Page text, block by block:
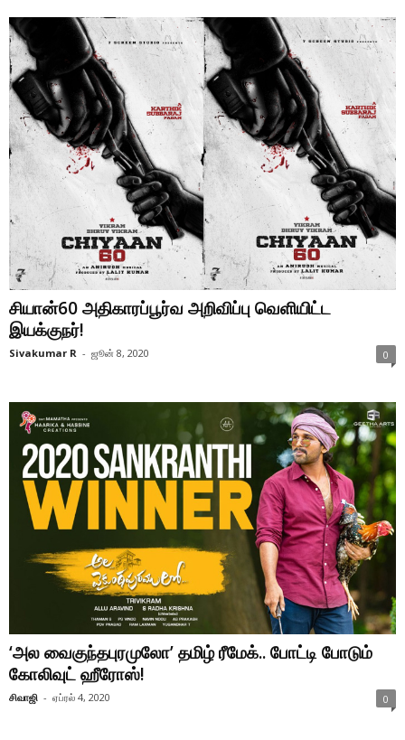
சியான்60 அதிகாரப்பூர்வ அறிவிப்பு வெளியிட்ட
இயக்குநர்!
Sivakumar R - ஜூன் 8, 2020 0
‘அல வைகுந்தபுரமுலோ’ தமிழ் ரீமேக்.. போட்டி போடும்
கோலிவுட் ஹீரோஸ்!
சிவாஜி - ஏப்ரல் 4, 2020 0